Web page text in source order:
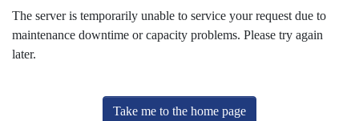
The server is temporarily unable to service your request due to
maintenance downtime or capacity problems. Please try again
later.
Take me to the home page